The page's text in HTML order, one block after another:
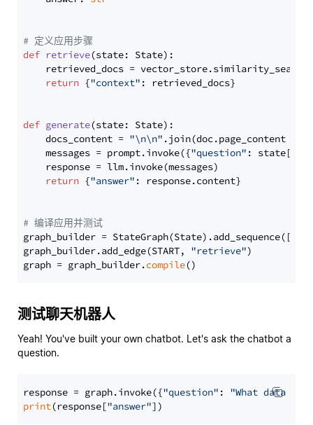
# 定义应用步骤
def retrieve(state: State):
retrieved_docs =
return {"context" : retrieved_docs}
def generate(state: State):
    docs_content =
"\n\n" .join(doc.page_content
    messages = prompt.invoke({
"question" : state[
    response = llm.invoke(messages)
return {"answer" : response.content}
# 编译应用并测试
graph_builder =
graph_builder.add_edge(START, "retrieve")
graph = graph_builder.compile
测试聊天机器人
Yeah! You've built your own chatbot. Let's ask the chatbot a
question.
response = graph.invoke({"question" : "What data
print(response["answer"